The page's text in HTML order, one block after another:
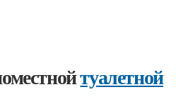
туалетной